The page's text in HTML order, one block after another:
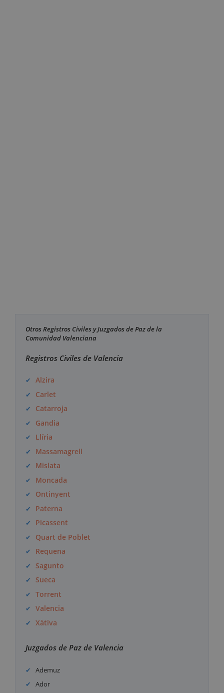
Otros Registros Civiles y Juzgados de Paz de la
Comunidad Valenciana
Registros Civiles de Valencia
Alzira
Carlet
Catarroja
Gandia
Llíria
Massamagrell
Mislata
Moncada
Ontinyent
Paterna
Picassent
Quart de Poblet
Requena
Sagunto
Sueca
Torrent
Valencia
Xàtiva
Juzgados de Paz de Valencia
Ademuz
Ador